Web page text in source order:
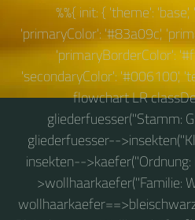
%%{ init: { 'theme':
'primaryColor': '#83a09c',
'primaryBorderColor':
'secondaryColor': '#006100',
flowchart LR
gliederfuesser("Stamm:
gliederfuesser--
insekten--
>wollhaarkaefer("Familie: